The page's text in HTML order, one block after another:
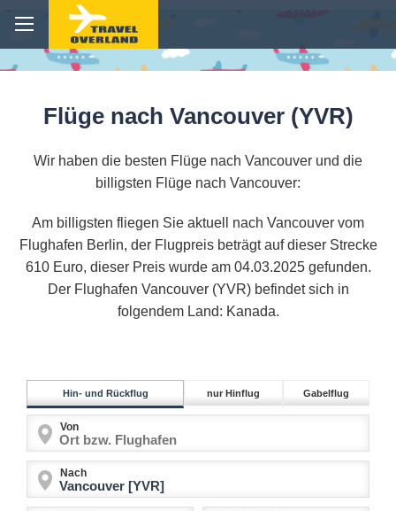
Flüge nach Vancouver (YVR)
Wir haben die besten Flüge nach Vancouver und die
billigsten Flüge nach Vancouver:
Am billigsten fliegen Sie aktuell nach Vancouver vom
Flughafen Berlin, der Flugpreis beträgt auf dieser Strecke
610 Euro, dieser Preis wurde am 04.03.2025 gefunden.
Der Flughafen Vancouver (YVR) befindet sich in
folgendem Land: Kanada.
Hin- und Rückflug nur Hinflug Gabelflug
Von
Nach